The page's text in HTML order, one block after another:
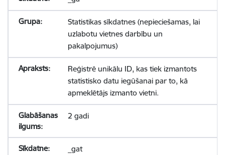
Statistikas sīkdatnes (nepieciešamas, lai
uzlabotu vietnes darbību un
pakalpojumus)
Reģistrē unikālu ID, kas tiek izmantots
statistisko datu iegūšanai par to, kā
apmeklētājs izmanto vietni.
2 gadi
_gat